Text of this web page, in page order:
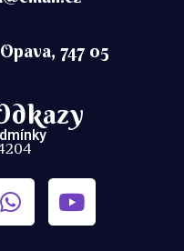
747 05